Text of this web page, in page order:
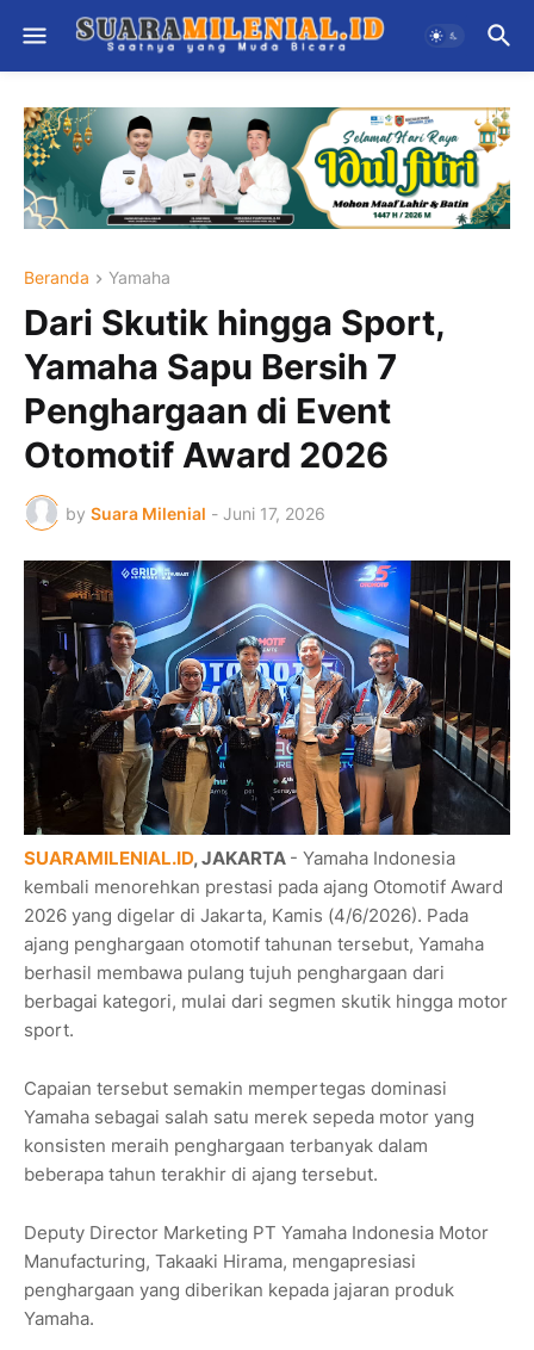
Beranda Yamaha
Dari Skutik hingga Sport,
Yamaha Sapu Bersih 7
Penghargaan di Event
Otomotif Award 2026
by Suara Milenial - Juni 17, 2026
SUARAMILENIAL.ID, JAKARTA - Yamaha Indonesia
kembali menorehkan prestasi pada ajang Otomotif Award
2026 yang digelar di Jakarta, Kamis (4/6/2026). Pada
ajang penghargaan otomotif tahunan tersebut, Yamaha
berhasil membawa pulang tujuh penghargaan dari
berbagai kategori, mulai dari segmen skutik hingga motor
sport.
Capaian tersebut semakin mempertegas dominasi
Yamaha sebagai salah satu merek sepeda motor yang
konsisten meraih penghargaan terbanyak dalam
beberapa tahun terakhir di ajang tersebut.
Deputy Director Marketing PT Yamaha Indonesia Motor
Manufacturing, Takaaki Hirama, mengapresiasi
penghargaan yang diberikan kepada jajaran produk
Yamaha.